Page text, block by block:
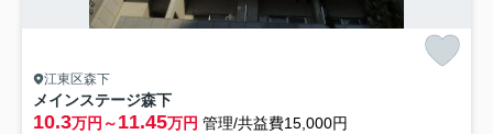
江東区森下
メインステージ森下
10.3万円～11.45万円 管理/共益費15,000円